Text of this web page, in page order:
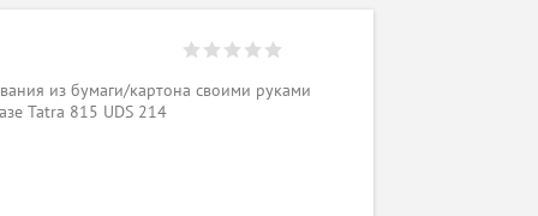
из бумаги/картона своими руками
Tatra 815 UDS 214